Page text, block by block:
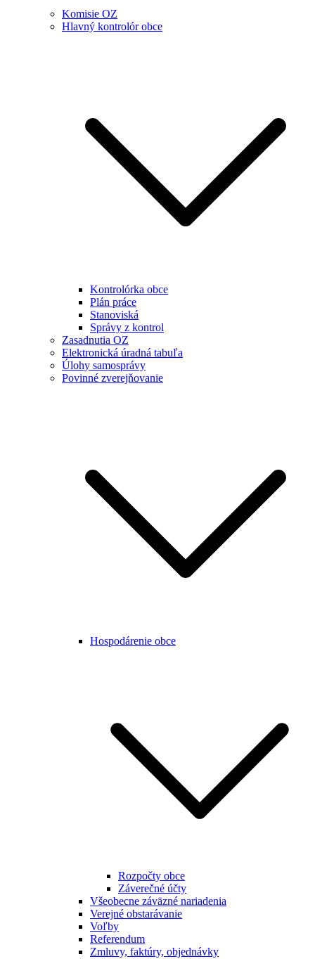
Komisie OZ
Hlavný kontrolór obce
Kontrolórka obce
Plán práce
Stanoviská
Správy z kontrol
Zasadnutia OZ
Elektronická úradná tabuľa
Úlohy samosprávy
Povinné zverejňovanie
Hospodárenie obce
Rozpočty obce
Záverečné účty
Všeobecne záväzné nariadenia
Verejné obstarávanie
Voľby
Referendum
Zmluvy, faktúry, objednávky